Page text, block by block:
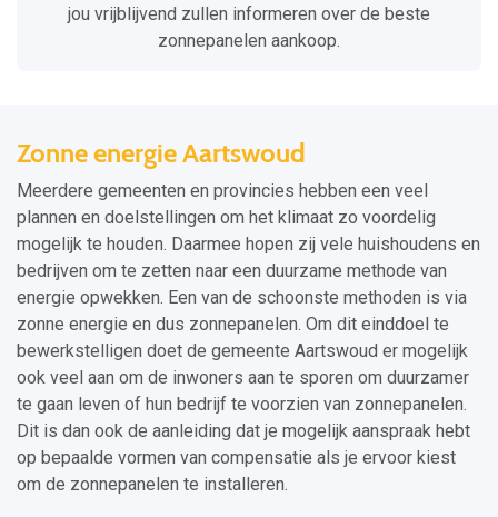
jou vrijblijvend zullen informeren over de beste
zonnepanelen aankoop.
Zonne energie Aartswoud
Meerdere gemeenten en provincies hebben een veel
plannen en doelstellingen om het klimaat zo voordelig
mogelijk te houden. Daarmee hopen zij vele huishoudens en
bedrijven om te zetten naar een duurzame methode van
energie opwekken. Een van de schoonste methoden is via
zonne energie en dus zonnepanelen. Om dit einddoel te
bewerkstelligen doet de gemeente Aartswoud er mogelijk
ook veel aan om de inwoners aan te sporen om duurzamer
te gaan leven of hun bedrijf te voorzien van zonnepanelen.
Dit is dan ook de aanleiding dat je mogelijk aanspraak hebt
op bepaalde vormen van compensatie als je ervoor kiest
om de zonnepanelen te installeren.